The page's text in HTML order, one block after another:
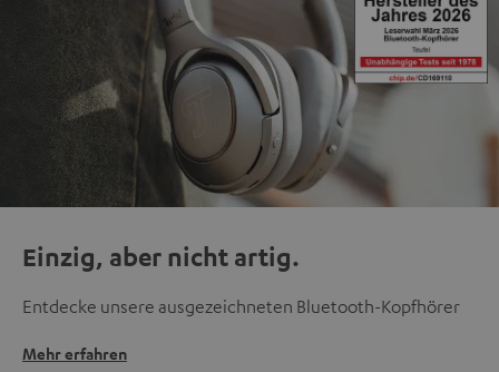
Einzig, aber nicht artig.
Entdecke unsere ausgezeichneten Bluetooth-Kopfhörer
Mehr erfahren